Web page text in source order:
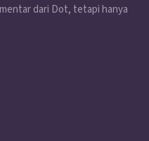
dari Dot, tetapi hanya